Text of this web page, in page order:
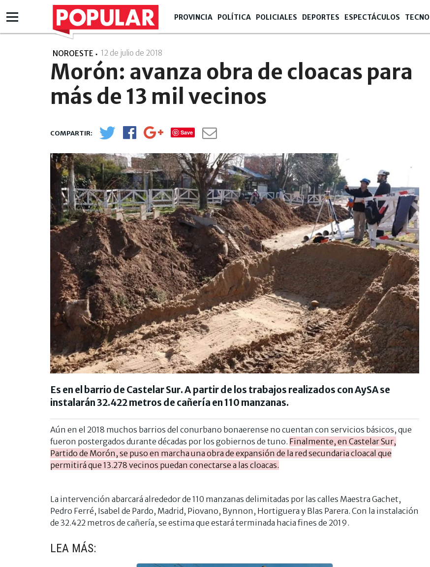
PROVINCIA POLÍTICA POLICIALES DEPORTES ESPECTÁCULOS TECNO
NOROESTE 12 de julio de 2018
Morón: avanza obra de cloacas para
más de 13 mil vecinos
Save
Es en el barrio de Castelar Sur. A partir de los trabajos realizados con AySA se
instalarán 32.422 metros de cañería en 110 manzanas.
Aún en el 2018 muchos barrios del conurbano bonaerense no cuentan con servicios básicos, que
fueron postergados durante décadas por los gobiernos de tuno. Finalmente, en Castelar Sur,
Partido de Morón, se puso en marcha una obra de expansión de la red secundaria cloacal que
permitirá que 13.278 vecinos puedan conectarse a las cloacas.
La intervención abarcará alrededor de 110 manzanas delimitadas por las calles Maestra Gachet,
Pedro Ferré, Isabel de Pardo, Madrid, Piovano, Bynnon, Hortiguera y Blas Parera. Con la instalación
de 32.422 metros de cañería, se estima que estará terminada hacia fines de 2019.
LEA MÁS: